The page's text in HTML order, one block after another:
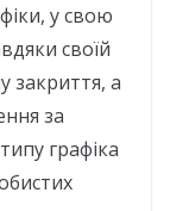
у свою
своїй
закриття, а
за
графіка